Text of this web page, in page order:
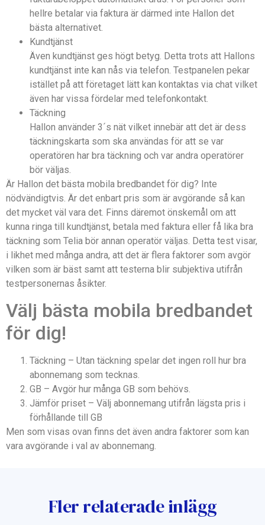
hellre betalar via faktura är därmed inte Hallon det
bästa alternativet.
Kundtjänst
Även kundtjänst ges högt betyg. Detta trots att Hallons
kundtjänst inte kan nås via telefon. Testpanelen pekar
istället på att företaget lätt kan kontaktas via chat vilket
även har vissa fördelar med telefonkontakt.
Täckning
Hallon använder 3´s nät vilket innebär att det är dess
täckningskarta som ska användas för att se var
operatören har bra täckning och var andra operatörer
bör väljas.
Är Hallon det bästa mobila bredbandet för dig? Inte
nödvändigtvis. Är det enbart pris som är avgörande så kan
det mycket väl vara det. Finns däremot önskemål om att
kunna ringa till kundtjänst, betala med faktura eller få lika bra
täckning som Telia bör annan operatör väljas. Detta test visar,
i likhet med många andra, att det är flera faktorer som avgör
vilken som är bäst samt att testerna blir subjektiva utifrån
testpersonernas åsikter.
Välj bästa mobila bredbandet
för dig!
Täckning – Utan täckning spelar det ingen roll hur bra
abonnemang som tecknas.
GB – Avgör hur många GB som behövs.
Jämför priset – Välj abonnemang utifrån lägsta pris i
förhållande till GB
Men som visas ovan finns det även andra faktorer som kan
vara avgörande i val av abonnemang.
Fler relaterade inlägg